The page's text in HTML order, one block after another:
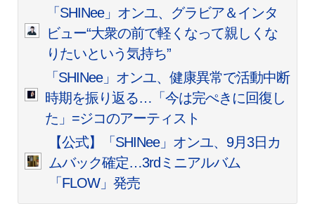
「SHINee」オンユ、グラビア＆インタ
ビュー“大衆の前で軽くなって親しくな
りたいという気持ち”
「SHINee」オンユ、健康異常で活動中断
時期を振り返る…「今は完ぺきに回復し
た」=ジコのアーティスト
【公式】「SHINee」オンユ、9月3日カ
ムバック確定…3rdミニアルバム
「FLOW」発売